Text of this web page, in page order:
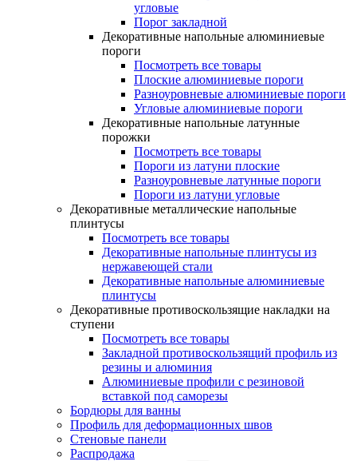
угловые
Порог закладной
Декоративные напольные алюминиевые
пороги
Посмотреть все товары
Плоские алюминиевые пороги
Разноуровневые алюминиевые пороги
Угловые алюминиевые пороги
Декоративные напольные латунные
порожки
Посмотреть все товары
Пороги из латуни плоские
Разноуровневые латунные пороги
Пороги из латуни угловые
Декоративные металлические напольные
плинтусы
Посмотреть все товары
Декоративные напольные плинтусы из
нержавеющей стали
Декоративные напольные алюминиевые
плинтусы
Декоративные противоскользящие накладки на
ступени
Посмотреть все товары
Закладной противоскользящий профиль из
резины и алюминия
Алюминиевые профили с резиновой
вставкой под саморезы
Бордюры для ванны
Профиль для деформационных швов
Стеновые панели
Распродажа